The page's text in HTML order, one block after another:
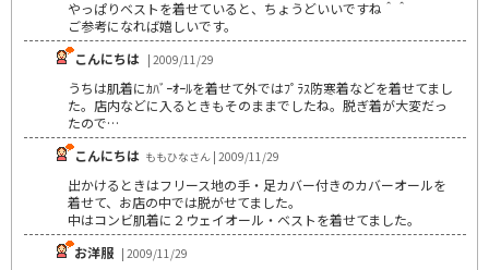
やっぱりベストを着せていると、ちょうどいいですね＾＾
ご参考になれば嬉しいです。
こんにちは | 2009/11/29
うちは肌着にｶﾊﾞｰｵｰﾙを着せて外ではﾌﾟﾗｽ防寒着などを着せてまし
た。店内などに入るときもそのままでしたね。脱ぎ着が大変だっ
たので…
こんにちは ももひなさん | 2009/11/29
出かけるときはフリース地の手・足カバー付きのカバーオールを
着せて、お店の中では脱がせてました。
中はコンビ肌着に２ウェイオール・ベストを着せてました。
お洋服 | 2009/11/29